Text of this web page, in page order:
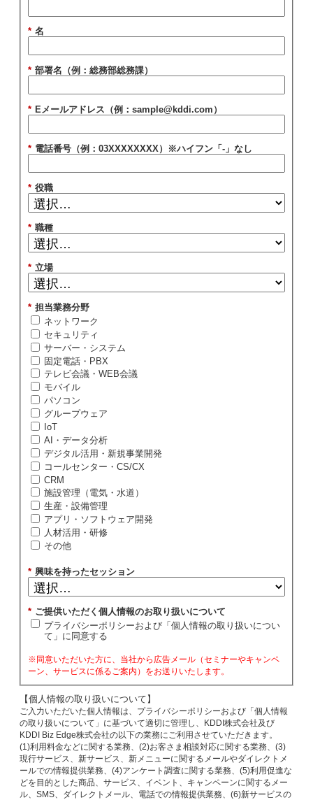
* 名
* 部署名（例：総務部総務課）
* Eメールアドレス（例：sample@kddi.com）
* 電話番号（例：03XXXXXXXX）※ハイフン「-」なし
* 役職
* 職種
* 立場
* 担当業務分野
ネットワーク
セキュリティ
サーバー・システム
固定電話・PBX
テレビ会議・WEB会議
モバイル
パソコン
グループウェア
IoT
AI・データ分析
デジタル活用・新規事業開発
コールセンター・CS/CX
CRM
施設管理（電気・水道）
生産・設備管理
アプリ・ソフトウェア開発
人材活用・研修
その他
* 興味を持ったセッション
* ご提供いただく個人情報のお取り扱いについて
プライバシーポリシーおよび「個人情報の取り扱いについ
て」に同意する
※同意いただいた方に、当社から広告メール（セミナーやキャンペ
ーン、サービスに係るご案内）をお送りいたします。
【個人情報の取り扱いについて】
ご入力いただいた個人情報は、プライバシーポリシーおよび「個人情報
の取り扱いについて」に基づいて適切に管理し、KDDI株式会社及び
KDDI Biz Edge株式会社の以下の業務にご利用させていただきます。
(1)利用料金などに関する業務、(2)お客さま相談対応に関する業務、(3)
現行サービス、新サービス、新メニューに関するメールやダイレクトメ
ールでの情報提供業務、(4)アンケート調査に関する業務、(5)利用促進な
どを目的とした商品、サービス、イベント、キャンペーンに関するメー
ル、SMS、ダイレクトメール、電話での情報提供業務、(6)新サービスの